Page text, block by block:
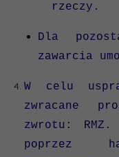
rzeczy.
Dla
zawarcia
W celu
zwracane
zwrotu: RMZ.
poprzez